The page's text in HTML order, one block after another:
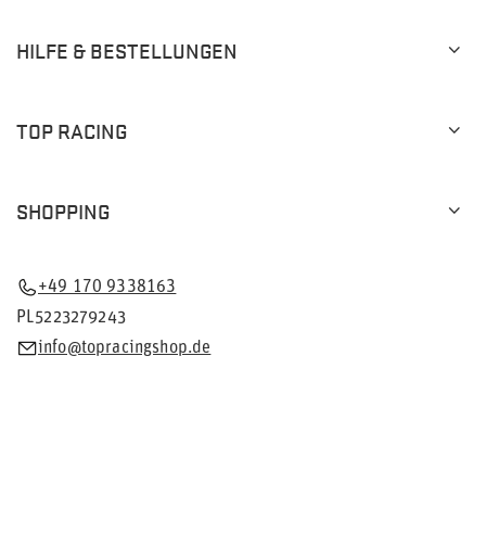
HILFE & BESTELLUNGEN
TOP RACING
SHOPPING
+49 170 9338163
PL5223279243
info@topracingshop.de